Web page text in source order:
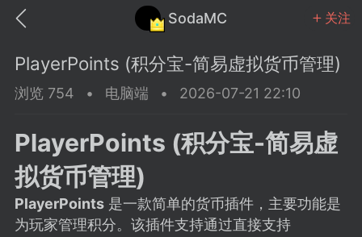
SodaMC 关注
文社区 SodaMC
PlayerPoints (积分宝-简易虚拟货币管理)
浏览 754 • 电脑端 • 2026-07-21 22:10
PlayerPoints (积分宝-简易虚
拟货币管理)
PlayerPoints是一款简单的货币插件，主要功能是
为玩家管理积分。该插件支持通过直接支持